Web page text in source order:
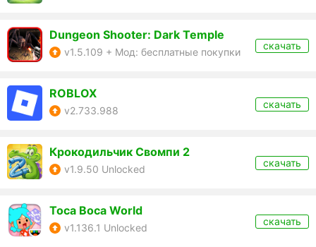
Dungeon Shooter: Dark Temple
v1.5.109 + Мод: бесплатные покупки
скачать
ROBLOX
v2.733.988
скачать
Крокодильчик Свомпи 2
v1.9.50 Unlocked
скачать
Toca Boca World
v1.136.1 Unlocked
скачать